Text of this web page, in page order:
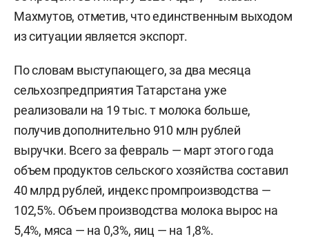
Махмутов, отметив, что единственным выходом
из ситуации является экспорт.
По словам выступающего, за два месяца
сельхозпредприятия Татарстана уже
реализовали на 19 тыс. т молока больше,
получив дополнительно 910 млн рублей
выручки. Всего за февраль — март этого года
объем продуктов сельского хозяйства составил
40 млрд рублей, индекс промпроизводства —
102,5%. Объем производства молока вырос на
5,4%, мяса — на 0,3%, яиц — на 1,8%.